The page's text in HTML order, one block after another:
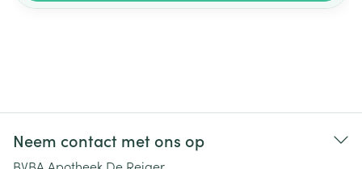
Neem contact met ons op